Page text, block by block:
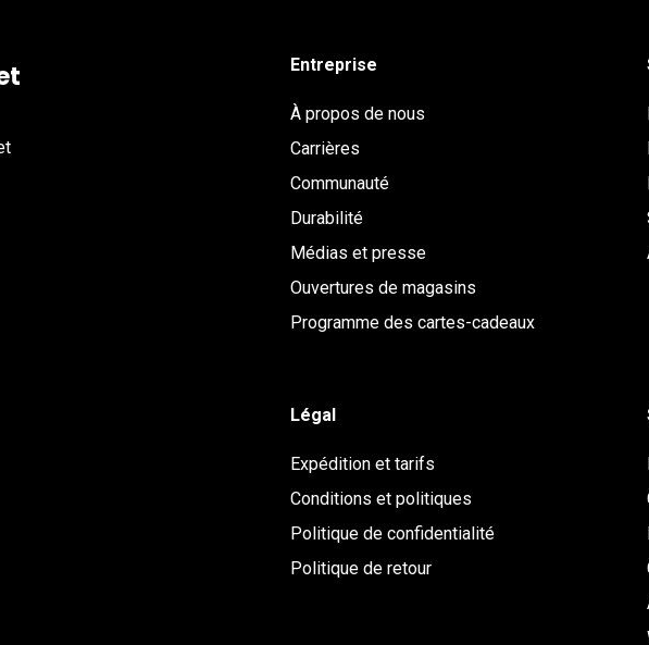
Entreprise
À propos de nous
Carrières
Communauté
Durabilité
Médias et presse
Ouvertures de magasins
Programme des cartes-cadeaux
Légal
Expédition et tarifs
Conditions et politiques
Politique de confidentialité
Politique de retour